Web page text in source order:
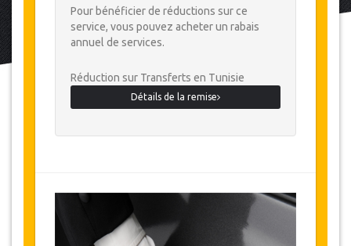
Pour bénéficier de réductions sur ce
service, vous pouvez acheter un rabais
annuel de services.
Réduction sur Transferts en Tunisie
Détails de la remise